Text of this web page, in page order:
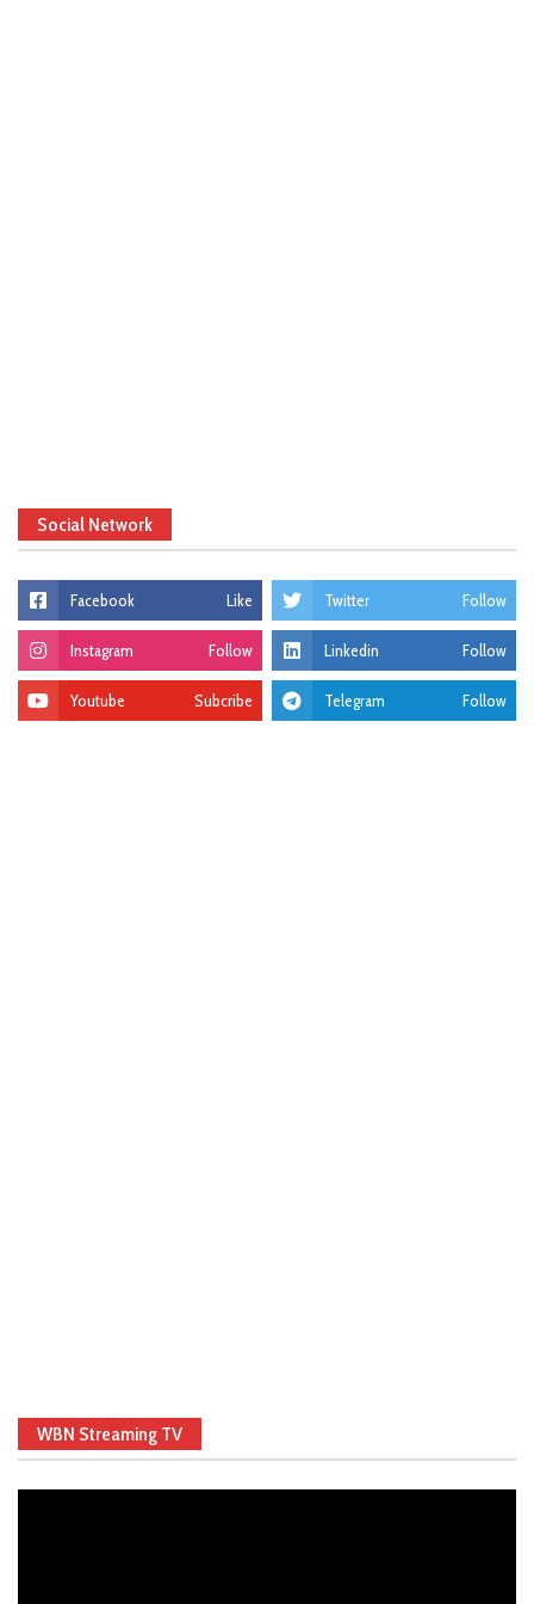
Social Network
Facebook Like Twitter Follow
Instagram Follow Linkedin Follow
Youtube Subcribe Telegram Follow
WBN Streaming TV